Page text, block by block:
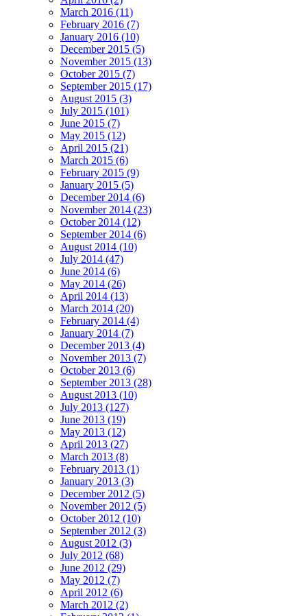
March 2016 (11)
February 2016 (7)
January 2016 (10)
December 2015 (5)
November 2015 (13)
October 2015 (7)
September 2015 (17)
August 2015 (3)
July 2015 (101)
June 2015 (7)
May 2015 (12)
April 2015 (21)
March 2015 (6)
February 2015 (9)
January 2015 (5)
December 2014 (6)
November 2014 (23)
October 2014 (12)
September 2014 (6)
August 2014 (10)
July 2014 (47)
June 2014 (6)
May 2014 (26)
April 2014 (13)
March 2014 (20)
February 2014 (4)
January 2014 (7)
December 2013 (4)
November 2013 (7)
October 2013 (6)
September 2013 (28)
August 2013 (10)
July 2013 (127)
June 2013 (19)
May 2013 (12)
April 2013 (27)
March 2013 (8)
February 2013 (1)
January 2013 (3)
December 2012 (5)
November 2012 (5)
October 2012 (10)
September 2012 (3)
August 2012 (3)
July 2012 (68)
June 2012 (29)
May 2012 (7)
April 2012 (6)
March 2012 (2)